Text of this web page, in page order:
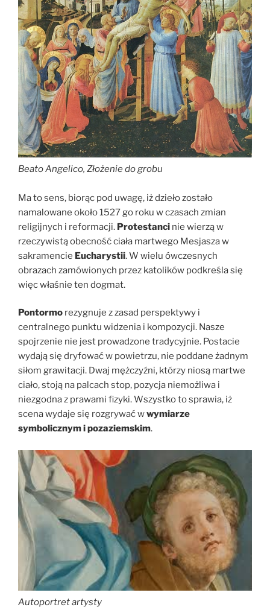
Beato Angelico, Złożenie do grobu
Ma to sens, biorąc pod uwagę, iż dzieło zostało
namalowane około 1527 go roku w czasach zmian
religijnych i reformacji. Protestanci nie wierzą w
rzeczywistą obecność ciała martwego Mesjasza w
sakramencie Eucharystii. W wielu ówczesnych
obrazach zamówionych przez katolików podkreśla się
więc właśnie ten dogmat.
Pontormo rezygnuje z zasad perspektywy i
centralnego punktu widzenia i kompozycji. Nasze
spojrzenie nie jest prowadzone tradycyjnie. Postacie
wydają się dryfować w powietrzu, nie poddane żadnym
siłom grawitacji. Dwaj mężczyźni, którzy niosą martwe
ciało, stoją na palcach stop, pozycja niemożliwa i
niezgodna z prawami fizyki. Wszystko to sprawia, iż
scena wydaje się rozgrywać wwymiarze
symbolicznym i pozaziemskim.
Autoportret artysty